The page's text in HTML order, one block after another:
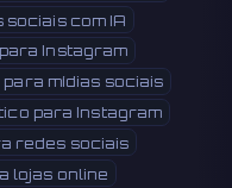
com IA
Instagram
mídias sociais
para Instagram
redes sociais
lojas online